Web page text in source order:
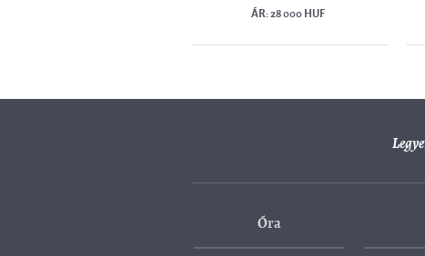
ÁR: 28 000 HUF
Óra